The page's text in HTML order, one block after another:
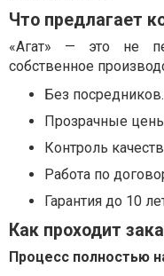
Что предлагает
«Агат» — это не
собственное
Без посредников.
Прозрачные
Контроль
Работа по
Гарантия до 10
Как проходит
Процесс полностью